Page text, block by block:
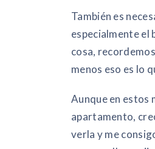
También es
especialmente el
cosa,
menos eso es lo
Aunque en estos
apartamento,
verla y me